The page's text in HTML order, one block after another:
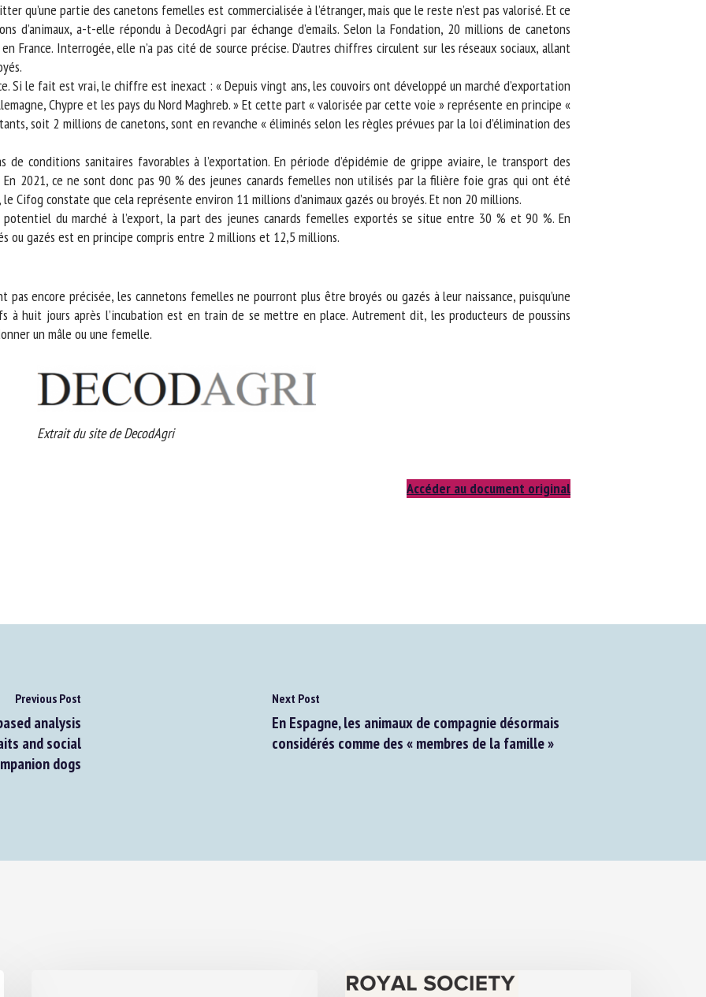
qu’une partie des canetons femelles est commercialisée à l’étranger, mais que le reste n’est pas valorisé. Et ce
d’animaux, a-t-elle répondu à DecodAgri par échange d’emails. Selon la Fondation, 20 millions de canetons
France. Interrogée, elle n’a pas cité de source précise. D’autres chiffres circulent sur les réseaux sociaux, allant
Si le fait est vrai, le chiffre est inexact : « Depuis vingt ans, les couvoirs ont développé un marché d’exportation
Chypre et les pays du Nord Maghreb. » Et cette part « valorisée par cette voie » représente en principe «
soit 2 millions de canetons, sont en revanche « éliminés selon les règles prévues par la loi d’élimination des
de conditions sanitaires favorables à l’exportation. En période d’épidémie de grippe aviaire, le transport des
2021, ce ne sont donc pas 90 % des jeunes canards femelles non utilisés par la filière foie gras qui ont été
Cifog constate que cela représente environ 11 millions d’animaux gazés ou broyés. Et non 20 millions.
du marché à l’export, la part des jeunes canards femelles exportés se situe entre 30 % et 90 %. En
ou gazés est en principe compris entre 2 millions et 12,5 millions.
encore précisée, les cannetons femelles ne pourront plus être broyés ou gazés à leur naissance, puisqu’une
huit jours après l’incubation est en train de se mettre en place. Autrement dit, les producteurs de poussins
un mâle ou une femelle.
Extrait du site de DecodAgri
Accéder au document original
Previous Post
analysis
and social
dogs
Next Post
En Espagne, les animaux de compagnie désormais
considérés comme des « membres de la famille »